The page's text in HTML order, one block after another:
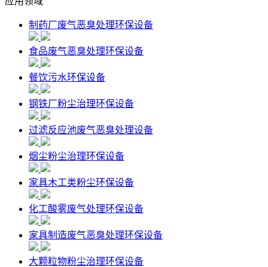
制药厂废气恶臭处理环保设备
食品废气恶臭处理环保设备
餐饮污水环保设备
钢铁厂粉尘治理环保设备
过滤反应池废气恶臭处理设备
烟尘粉尘治理环保设备
家具木工类粉尘环保设备
化工酸雾废气处理环保设备
家具制造废气恶臭处理环保设备
大颗粒物粉尘治理环保设备